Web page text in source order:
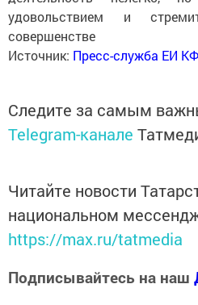
удовольствием и
совершенстве
Источник: Пресс-служба ЕИ
Следите за самым
Telegram-канале
Читайте новости
национальном
https://max.ru/tatmedia
Подписывайтесь на наш